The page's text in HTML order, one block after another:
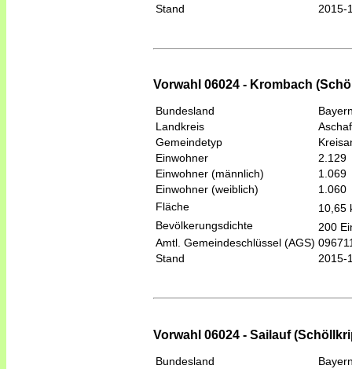
Stand
2015-
Vorwahl 06024 - Krombach
Bundesland
Landkreis
Gemeindetyp
Einwohner
2.129
Einwohner (männlich)
1.069
Einwohner (weiblich)
1.060
Fläche
10,65
Bevölkerungsdichte
200
Amtl. Gemeindeschlüssel (AGS)
Stand
2015-
Vorwahl 06024 - Sailauf
Bundesland